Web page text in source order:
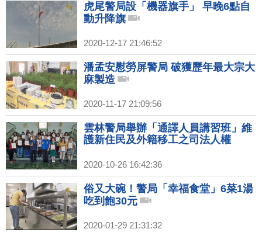
虎尾警局設「機器旗手」 早晚6點自
動升降旗
2020-12-17 21:46:52
潘孟安慰勞屏警局 破獲歷年最大宗大
麻製造
2020-11-17 21:09:56
雲林警局舉辦「通譯人員講習班」維
護新住民及外籍移工之司法人權
2020-10-26 16:42:36
俗又大碗！警局「幸福食堂」6菜1湯
吃到飽30元
2020-01-29 21:31:32